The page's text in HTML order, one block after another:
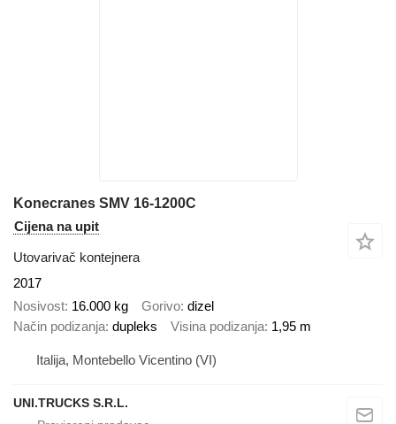
Konecranes SMV 16-1200C
Cijena na upit
Utovarivač kontejnera
2017
Nosivost 16.000 kg Gorivo dizel
Način podizanja dupleks Visina podizanja 1,95 m
Italija, Montebello Vicentino (VI)
UNI.TRUCKS S.R.L.